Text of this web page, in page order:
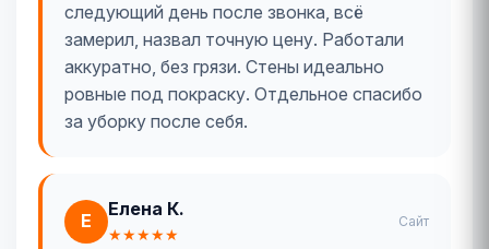
следующий день после звонка, всё
замерил, назвал точную цену. Работали
аккуратно, без грязи. Стены идеально
ровные под покраску. Отдельное спасибо
за уборку после себя.
Е
Елена К.
★★★★★
Сайт